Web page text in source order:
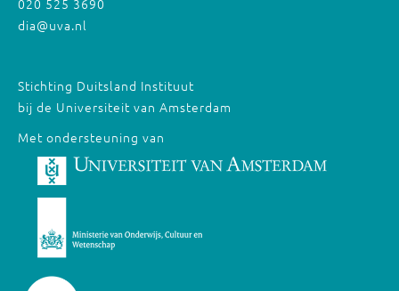
020 525 3690
dia@uva.nl
Stichting Duitsland Instituut
bij de Universiteit van Amsterdam
Met ondersteuning van